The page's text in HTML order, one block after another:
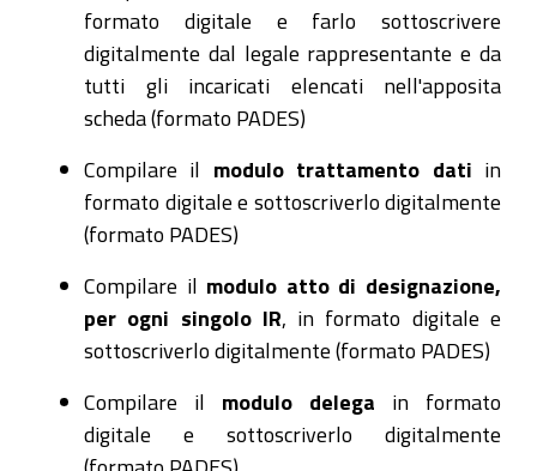
formato digitale e farlo sottoscrivere
digitalmente dal legale rappresentante e da
tutti gli incaricati elencati nell'apposita
scheda (formato PADES)
Compilare il modulo trattamento dati in
formato digitale e sottoscriverlo digitalmente
(formato PADES)
Compilare il modulo atto di designazione,
per ogni singolo IR , in formato digitale e
sottoscriverlo digitalmente (formato PADES)
Compilare il modulo delega in formato
digitale e sottoscriverlo digitalmente
(formato PADES)